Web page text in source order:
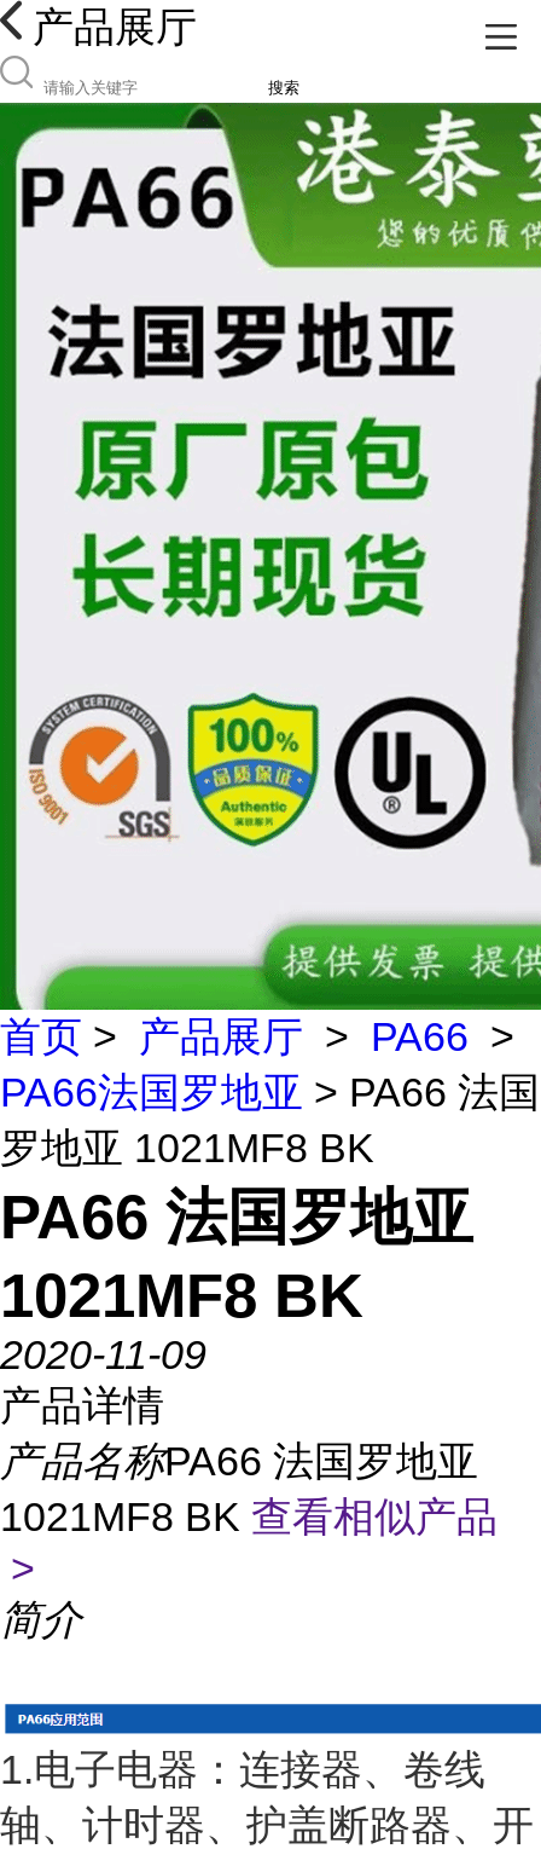
产品展厅
搜索
首页 > 产品展厅 > PA66 >
PA66法国罗地亚 > PA66 法国
罗地亚 1021MF8 BK
PA66 法国罗地亚
1021MF8 BK
2020-11-09
产品详情
产品名称PA66 法国罗地亚
1021MF8 BK 查看相似产品
>
简介
1.电子电器：连接器、卷线
轴、计时器、护盖断路器、开